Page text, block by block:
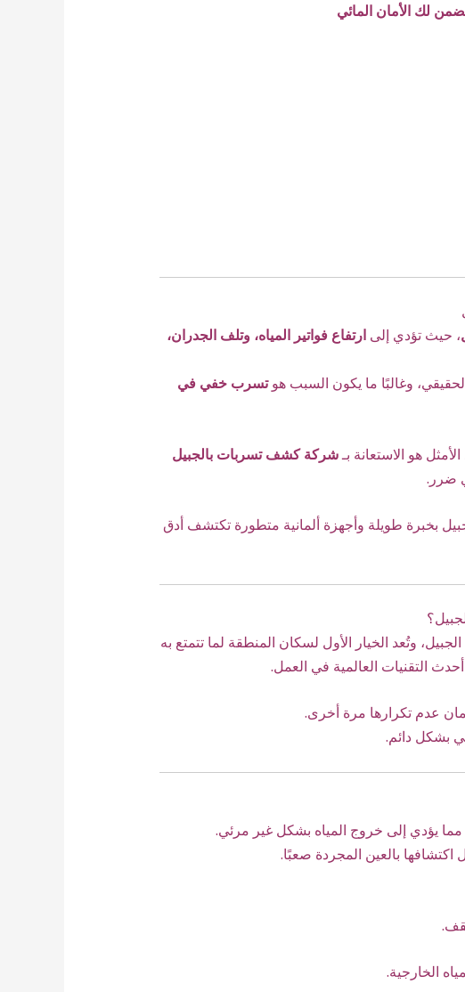
لك الأمان المائي
، حيث تؤدي إلىارتفاع فواتير المياه، وتلف الجدران،
وغالبًا ما يكون السبب هوتسرب خفي في
هو الاستعانة بـشركة كشف تسربات بالجبيل
ضرر.
بخبرة طويلة وأجهزة ألمانية متطورة تكتشف أدق
وتُعد الخيار الأول لسكان المنطقة لما تتمتع به
التقنيات العالمية في العمل.
عدم تكرارها مرة أخرى.
بشكل دائم.
مما يؤدي إلى خروج المياه بشكل غير مرئي.
بالعين المجردة صعبًا.
الخارجية.